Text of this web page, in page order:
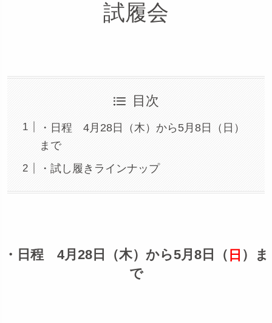
試履会
目次
・日程 4月28日（木）から5月8日（日）
まで
・試し履きラインナップ
・日程 4月28日（木）から5月8日（ 日 ）ま
で